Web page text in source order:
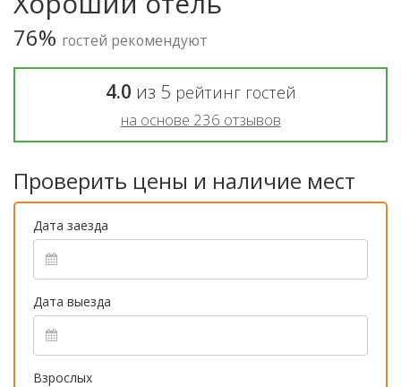
76% гостей рекомендуют
4.0 из 5 рейтинг гостей
на основе 236 отзывов
Проверить цены и наличие мест
Дата заезда
Дата выезда
Взрослых